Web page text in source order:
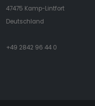
47475 Kamp-Lintfort
Deutschland
+49 2842 96 44 0